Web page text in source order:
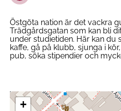
Östgöta nation är det vackra
Trädgårdsgatan som kan bli
under studietiden. Här kan du
kaffe, gå på klubb, sjunga i
pub, söka stipendier och
+